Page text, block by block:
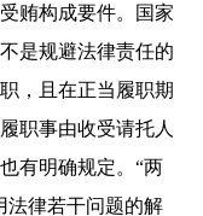
贿构成要件。国家
是规避法律责任的
，且在正当履职期
职事由收受请托人
有明确规定。“两
法律若干问题的解